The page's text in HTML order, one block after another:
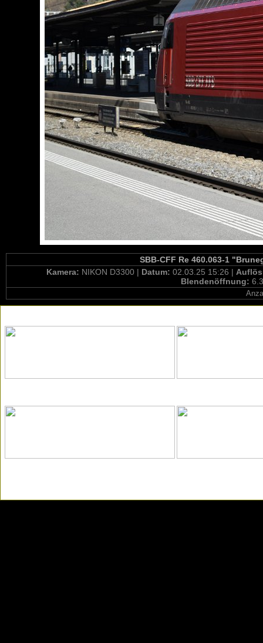
SBB-CFF Re 460.063-1
Kamera: NIKON D3300 | Datum: 02.03.25 15:26 |
Blendenöffnung: